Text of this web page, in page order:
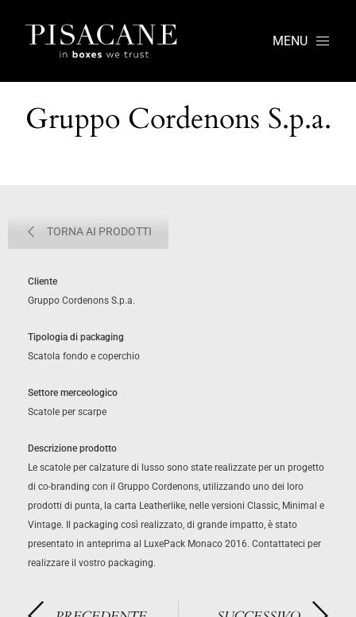
MENU
Gruppo Cordenons S.p.a.
TORNA AI PRODOTTI
Cliente
Gruppo Cordenons S.p.a.
Tipologia di packaging
Scatola fondo e coperchio
Settore merceologico
Scatole per scarpe
Descrizione prodotto
Le scatole per calzature di lusso sono state realizzate per un progetto
di co-branding con il Gruppo Cordenons, utilizzando uno dei loro
prodotti di punta, la carta Leatherlike, nelle versioni Classic, Minimal e
Vintage. Il packaging così realizzato, di grande impatto, è stato
presentato in anteprima al LuxePack Monaco 2016. Contattateci per
realizzare il vostro packaging.